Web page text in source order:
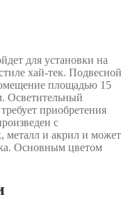
для установки на
хай-тек. Подвесной
площадью 15
Осветительный
приобретения
с
металл и акрил и может
Основным цветом